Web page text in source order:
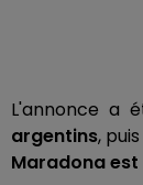
L'annonce a
argentins,
Maradona